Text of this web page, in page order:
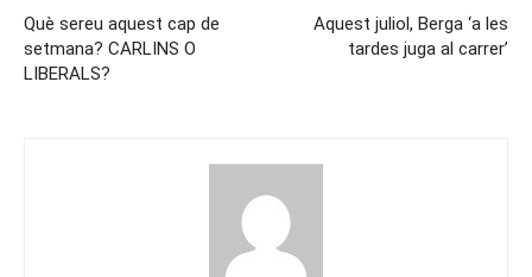
Què sereu aquest cap de
setmana? CARLINS O
LIBERALS?
Aquest juliol, Berga ‘a les
tardes juga al carrer’